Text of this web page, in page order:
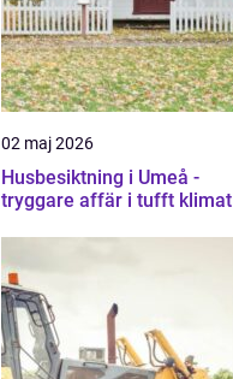
02 maj 2026
Husbesiktning i Umeå -
tryggare affär i tufft klimat